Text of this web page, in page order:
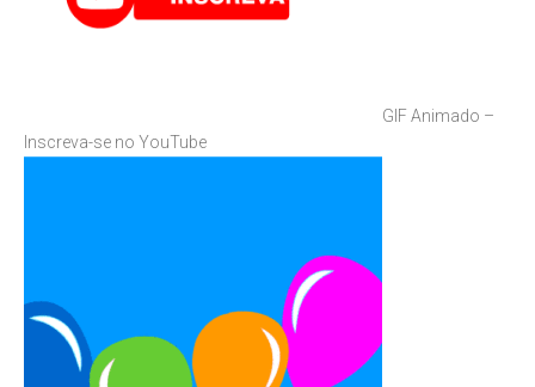
GIF Animado –
Inscreva-se no YouTube